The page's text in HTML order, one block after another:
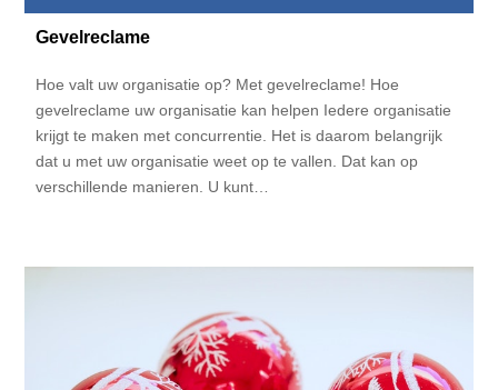
Gevelreclame
Hoe valt uw organisatie op? Met gevelreclame! Hoe
gevelreclame uw organisatie kan helpen Iedere organisatie
krijgt te maken met concurrentie. Het is daarom belangrijk
dat u met uw organisatie weet op te vallen. Dat kan op
verschillende manieren. U kunt…